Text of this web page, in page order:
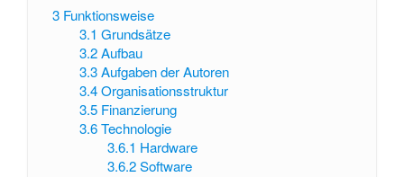
3 Funktionsweise
3.1 Grundsätze
3.2 Aufbau
3.3 Aufgaben der Autoren
3.4 Organisationsstruktur
3.5 Finanzierung
3.6 Technologie
3.6.1 Hardware
3.6.2 Software